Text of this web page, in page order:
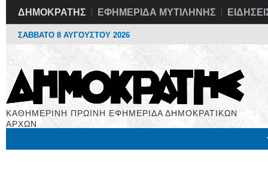
ΔΗΜΟΚΡΑΤΗΣ ΕΦΗΜΕΡΙΔΑ ΜΥΤΙΛΗΝΗΣ
ΣΑΒΒΑΤΟ 8 ΑΥΓΟΥΣΤΟΥ 2026
ΚΑΘΗΜΕΡΙΝΗ ΠΡΩΙΝΗ ΕΦΗΜΕΡΙΔΑ ΔΗΜΟΚΡΑΤΙΚΩΝ
ΑΡΧΩΝ